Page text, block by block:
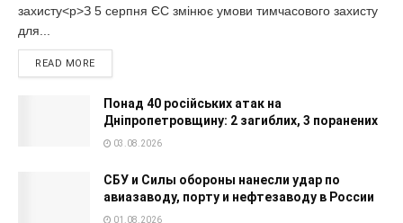
захисту<p>З 5 серпня ЄС змінює умови тимчасового захисту
для...
READ MORE
Понад 40 російських атак на
Дніпропетровщину: 2 загиблих, 3 поранених
03.08.2026
СБУ и Силы обороны нанесли удар по
авиазаводу, порту и нефтезаводу в России
01.08.2026